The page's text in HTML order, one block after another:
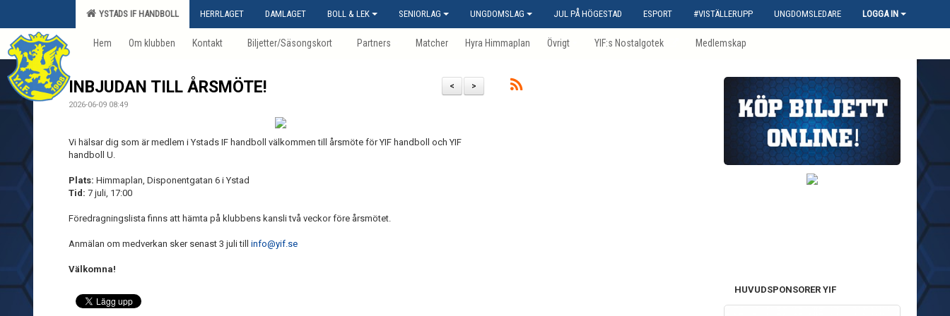
YSTADS IF HANDBOLL HERRLAGET DAMLAGET BOLL & LEK SENIORLAG UNGDOMSLAG JUL PÅ HÖGESTAD ESPORT #VISTÄLLERUPP UNGDOMSLEDARE LOGGA IN
Hem Om klubben Kontakt Biljetter/Säsongskort Partners Matcher Hyra Himmaplan Övrigt YIF:s Nostalgotek Medlemskap
>
<
INBJUDAN TILL ÅRSMÖTE!
2026-06-09 08:49
Vi hälsar dig som är medlem i Ystads IF handboll välkommen till årsmöte för YIF handboll och YIF
handboll U.
Plats: Himmaplan, Disponentgatan 6 i Ystad
Tid: 7 juli, 17:00
Föredragningslista finns att hämta på klubbens kansli två veckor före årsmötet.
Anmälan om medverkan sker senast 3 juli till info@yif.se
Välkomna!
HUVUDSPONSORER YIF